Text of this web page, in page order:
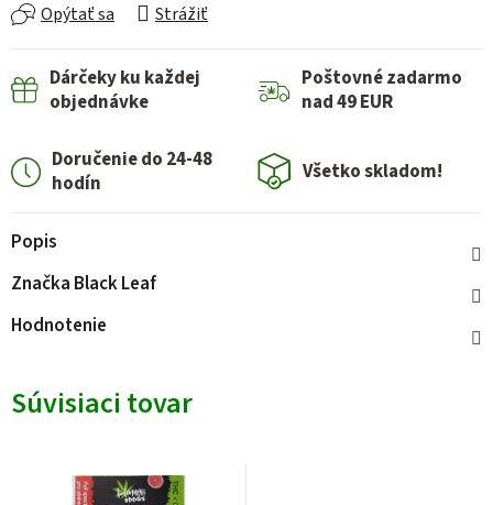
Opýtať sa Strážiť
Dárčeky ku každej
objednávke
Poštovné zadarmo
nad 49 EUR
Doručenie do 24-48
hodín
Všetko skladom!
Popis
Značka Black Leaf
Hodnotenie
Súvisiaci tovar